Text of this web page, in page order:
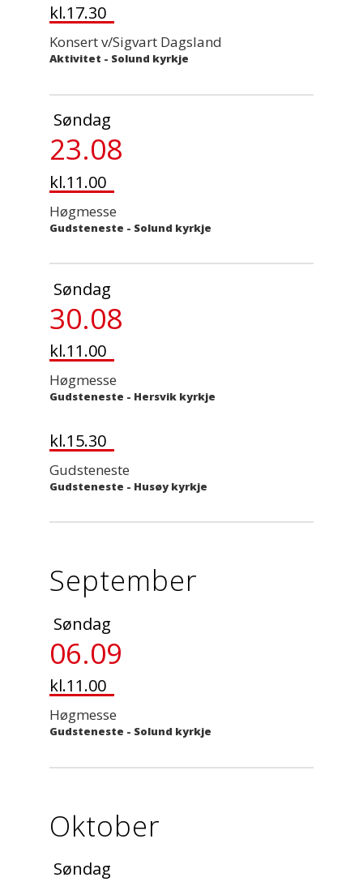
kl.17.30
Konsert v/Sigvart Dagsland
Aktivitet - Solund kyrkje
Søndag
23.08
kl.11.00
Høgmesse
Gudsteneste - Solund kyrkje
Søndag
30.08
kl.11.00
Høgmesse
Gudsteneste - Hersvik kyrkje
kl.15.30
Gudsteneste
Gudsteneste - Husøy kyrkje
September
Søndag
06.09
kl.11.00
Høgmesse
Gudsteneste - Solund kyrkje
Oktober
Søndag